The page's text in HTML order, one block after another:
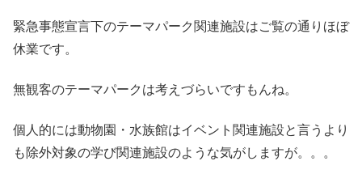
緊急事態宣言下のテーマパーク関連施設はご覧の通りほぼ
休業です。
無観客のテーマパークは考えづらいですもんね。
個人的には動物園・水族館はイベント関連施設と言うより
も除外対象の学び関連施設のような気がしますが。。。